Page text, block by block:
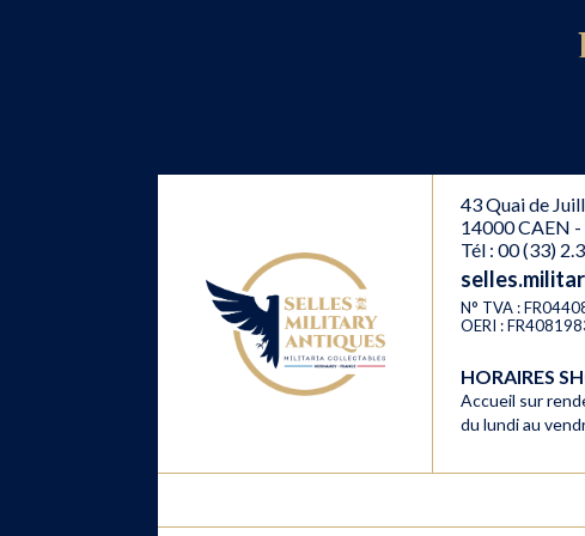
43 Quai de
14000 CAEN
Tél : 00 (33)
N° TVA :
OERI :
HORAIRES
Accueil sur
du lundi au